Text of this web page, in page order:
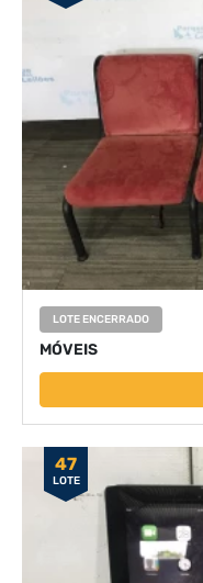
LOTE ENCERRADO
MÓVEIS
47
LOTE